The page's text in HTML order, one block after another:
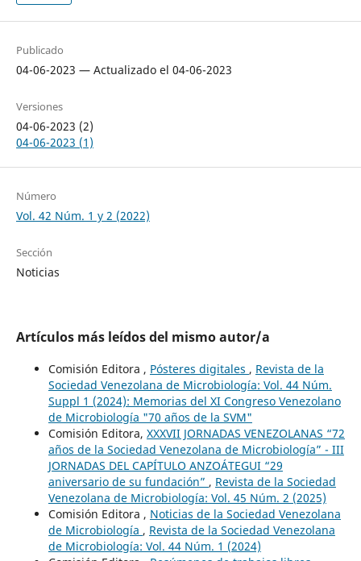
Publicado
04-06-2023 — Actualizado el 04-06-2023
Versiones
04-06-2023 (2)
04-06-2023 (1)
Número
Vol. 42 Núm. 1 y 2 (2022)
Sección
Noticias
Artículos más leídos del mismo autor/a
Comisión Editora , Pósteres digitales , Revista de la
Sociedad Venezolana de Microbiología: Vol. 44 Núm.
Suppl 1 (2024): Memorias del XI Congreso Venezolano
de Microbiología "70 años de la SVM"
Comisión Editora, XXXVII JORNADAS VENEZOLANAS “72
años de la Sociedad Venezolana de Microbiología” - III
JORNADAS DEL CAPÍTULO ANZOÁTEGUI “29
aniversario de su fundación” , Revista de la Sociedad
Venezolana de Microbiología: Vol. 45 Núm. 2 (2025)
Comisión Editora , Noticias de la Sociedad Venezolana
de Microbiología , Revista de la Sociedad Venezolana
de Microbiología: Vol. 44 Núm. 1 (2024)